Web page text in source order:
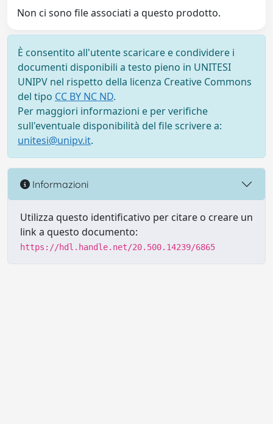
Non ci sono file associati a questo prodotto.
È consentito all'utente scaricare e condividere i
documenti disponibili a testo pieno in UNITESI
UNIPV nel rispetto della licenza Creative Commons
del tipo CC BY NC ND.
Per maggiori informazioni e per verifiche
sull'eventuale disponibilità del file scrivere a:
unitesi@unipv.it.
Informazioni
Utilizza questo identificativo per citare o creare un
link a questo documento:
https://hdl.handle.net/20.500.14239/6865